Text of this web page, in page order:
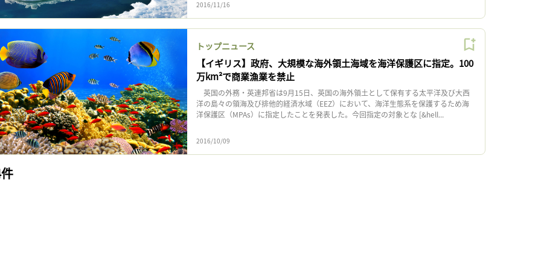
2016/11/16
トップニュース
【イギリス】政府、大規模な海外領土海域を海洋保護区に指定。100
万km²で商業漁業を禁止
英国の外務・英連邦省は9月15日、英国の海外領土として保有する太平洋及び大西
洋の島々の領海及び排他的経済水域（EEZ）において、海洋生態系を保護するため海
洋保護区（MPAs）に指定したことを発表した。今回指定の対象とな [&hell...
2016/10/09